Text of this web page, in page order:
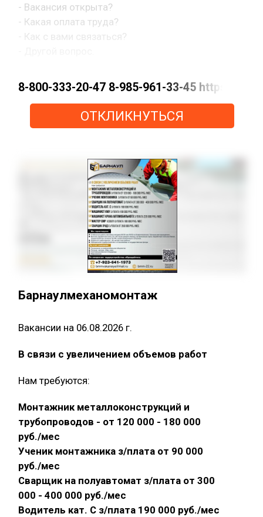
- Вакансия открыта?
- Какая оплата труда?
- Как с вами связаться?
8-800-333-20-47 8-985-961-33-45 https://
ОТКЛИКНУТЬСЯ
Барнаулмеханомонтаж
Вакансии на 06.08.2026 г.
В связи с увеличением объемов работ
Нам требуются:
Монтажник металлоконструкций и
трубопроводов - от 120 000 - 180 000
руб./мес
Ученик монтажника з/плата от 90 000
руб./мес
Сварщик на полуавтомат з/плата от 300
000 - 400 000 руб./мес
Водитель кат. С з/плата 190 000 руб./мес